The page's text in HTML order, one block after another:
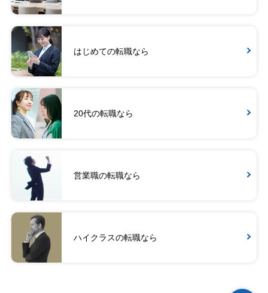
はじめての転職なら
20代の転職なら
営業職の転職なら
ハイクラスの転職なら